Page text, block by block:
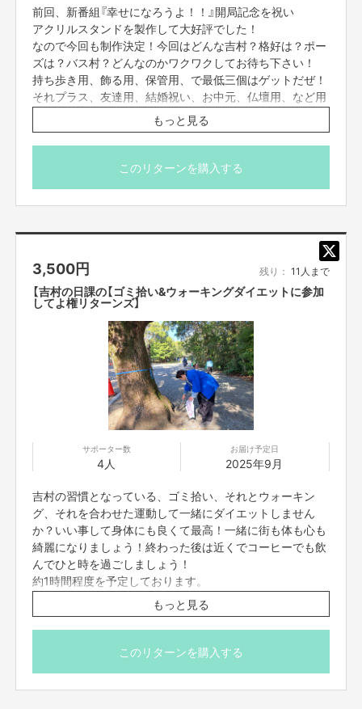
豊橋市住みます芸人、ブロードキャスト！！吉村として、ラジオ番組を持つ
ことが出来ました。それを基盤にもっともっと大きくしていきたい、もっと
もっと沢山の方々に豊橋市に来ていただき、豊橋市に住んでる方々にももっ
と豊橋市を遊び尽くし楽しんで貰って、なおかつ豊橋市住みます芸人ブロー
ドキャスト！！吉村を沢山の方々に知っていただく機会として、
どうか、どうかこの想いが沢山の方に届き、沢山の方にご参加頂けるクラフ
ァンになる事を願っています。どうか熱きご支援を宜しくお願い致します！
【所在地】
【お問合せ先】
お問い合わせは下記のURLのメッセージからご連絡ください。
https://cf.fany.lol/users/message/view/15259
不良品、発送品間違いの場合は無料で交換させていただきます。到着日から
7日以内に上記問い合わせ先へご連絡ください。それ以上経過しますと返品
をお受け出来ない場合がございます。※サポーターのご都合によるキャンセ
ル・返品・交換はお受けできません。
不良品、発送商品間違いの場合、着払いにて対応いたします。
前回、新番組『幸せになろうよ！！』開局記念を祝い
アクリルスタンドを製作して大好評でした！
なので今回も制作決定！今回はどんな吉村？格好は？ポー
ズは？バス村？どんなのかワクワクしてお待ち下さい！
持ち歩き用、飾る用、保管用、で最低三個はゲットだぜ！
それプラス、友達用、結婚祝い、お中元、仏壇用、など用
途はさまざまです！
是非このアクスタを立てて「幸せになろうよ！！」
* 画像は完成イメージです
* 送料はご支援額に含まれております。
もっと見る
このリターンを購入する
3,500円 残り： 11人まで
【吉村の日課の【ゴミ拾い&ウォーキングダイエットに参加
してよ権リターンズ】
サポーター数
4人
お届け予定日
2025年9月
吉村の習慣となっている、ゴミ拾い、それとウォーキン
グ、それを合わせた運動して一緒にダイエットしません
か？いい事して身体にも良くて最高！一緒に街も体も心も
綺麗になりましょう！終わった後は近くでコーヒーでも飲
んでひと時を過ごしましょう！
約1時間程度を予定しております。
2025年9月28予定、12:00あたり～13:00あたり約1時間程
度を予定しております。
もっと見る
このリターンを購入する